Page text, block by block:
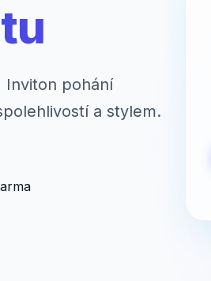
Inviton pohání
a stylem.